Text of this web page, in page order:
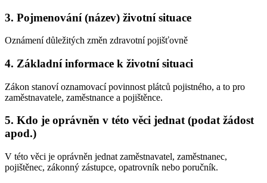
3. Pojmenování (název) životní situace
Oznámení důležitých změn zdravotní pojišťovně
4. Základní informace k životní situaci
Zákon stanoví oznamovací povinnost plátců pojistného, a to pro
zaměstnavatele, zaměstnance a pojištěnce.
5. Kdo je oprávněn v této věci jednat (podat žádost
apod.)
V této věci je oprávněn jednat zaměstnavatel, zaměstnanec,
pojištěnec, zákonný zástupce, opatrovník nebo poručník.